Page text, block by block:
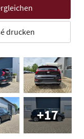
drucken
+17